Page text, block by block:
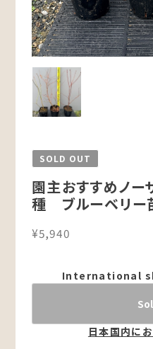
SOLD OUT
園主おすすめノー
種 ブルーベリー
¥5,940
International
日本国内に